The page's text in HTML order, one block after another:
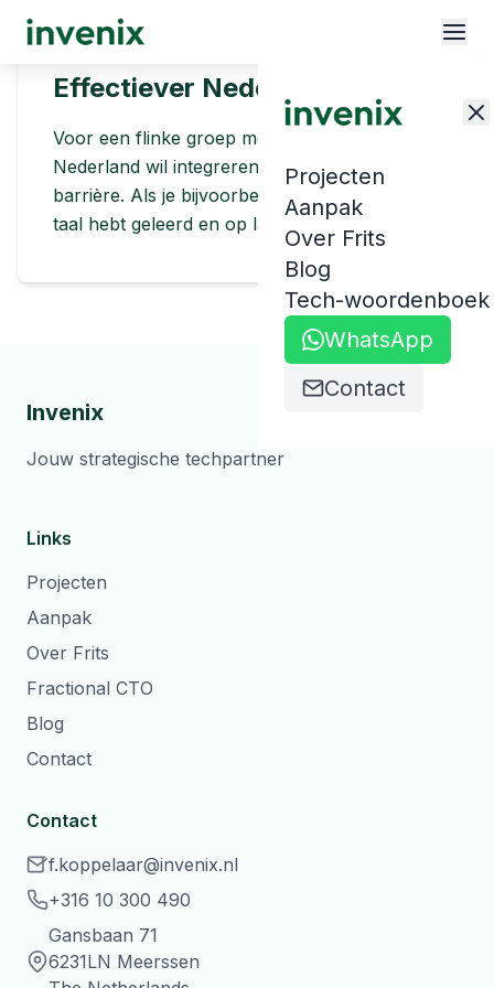
Projecten
Aanpak
Over Frits
Blog
Tech-woordenboek
WhatsApp
Contact
Effectiever Nederlands leren
Voor een flinke groep mensen die in
Nederland wil integreren is de taal een lastige
barrière. Als je bijvoorbeeld nooit een andere
taal hebt geleerd en op latere leeftijd nog…
Invenix
Jouw strategische techpartner
Links
Projecten
Aanpak
Over Frits
Fractional CTO
Blog
Contact
Contact
f.koppelaar@invenix.nl
+316 10 300 490
Gansbaan 71
6231LN Meerssen